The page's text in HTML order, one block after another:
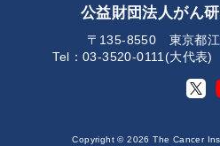
公益財団法人がん
〒135-8550 東京都江
Tel：03-3520-0111(大代表
Copyright ©2026 The Cancer